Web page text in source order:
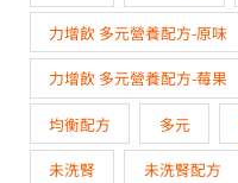
力增飲 多元營養配方-原味
力增飲 多元營養配方-莓果
均衡配方 多元
未洗腎 未洗腎配方